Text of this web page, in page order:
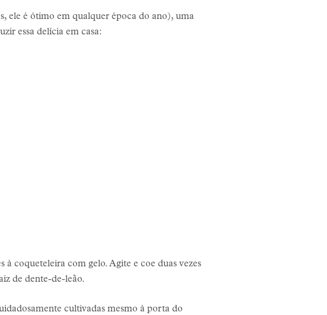
ele é ótimo em qualquer época do ano), uma
essa delícia em casa:
coqueteleira com gelo. Agite e coe duas vezes
de dente-de-leão.
cultivadas mesmo à porta do